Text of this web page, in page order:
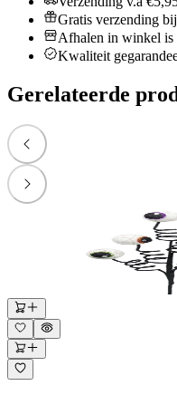
Gratis verzending
Afhalen in winkel is
Kwaliteit
Gerelateerde